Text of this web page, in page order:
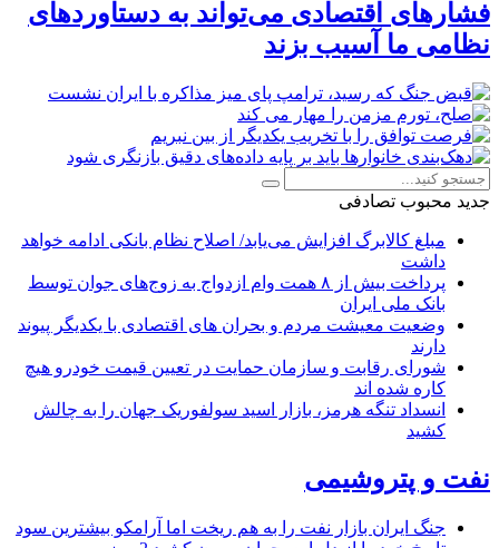
فشارهای اقتصادی می‌تواند به دستاوردهای
نظامی ما آسیب بزند
جدید محبوب تصادفی
مبلغ کالابرگ افزایش می‌یابد/ اصلاح نظام بانکی ادامه خواهد
داشت
پرداخت بیش از ۸ همت وام ازدواج به زوج‌های جوان توسط
بانک ملی ایران
وضعیت معیشت مردم و بحران های اقتصادی با یکدیگر پیوند
دارند
شورای رقابت و سازمان حمایت در تعیین قیمت خودرو هیچ
کاره شده اند
انسداد تنگه هرمز، بازار اسید سولفوریک جهان را به چالش
کشید
نفت و پتروشیمی
جنگ ایران بازار نفت را به هم ریخت اما آرامکو بیشترین سود